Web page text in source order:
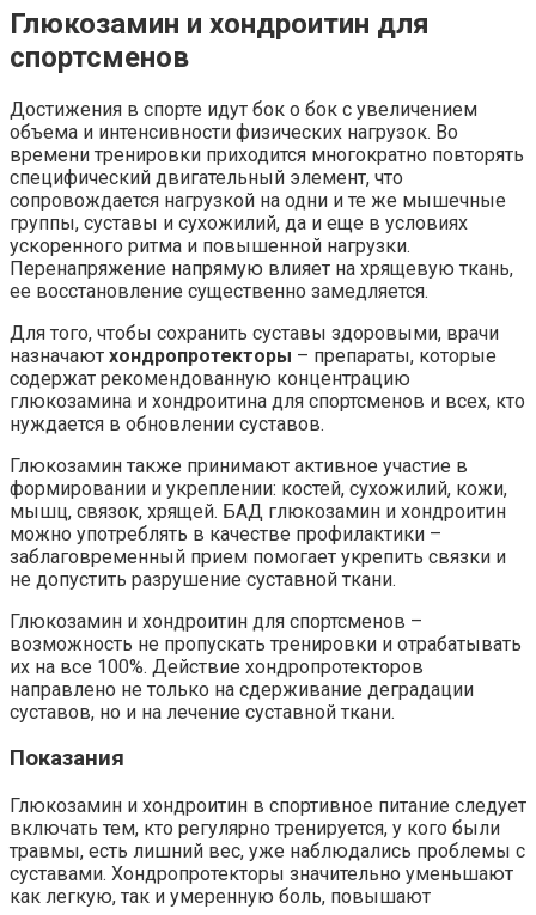
Глюкозамин и хондроитин для
спортсменов
Достижения в спорте идут бок о бок с увеличением
объема и интенсивности физических нагрузок. Во
времени тренировки приходится многократно повторять
специфический двигательный элемент, что
сопровождается нагрузкой на одни и те же мышечные
группы, суставы и сухожилий, да и еще в условиях
ускоренного ритма и повышенной нагрузки.
Перенапряжение напрямую влияет на хрящевую ткань,
ее восстановление существенно замедляется.
Для того, чтобы сохранить суставы здоровыми, врачи
назначают хондропротекторы – препараты, которые
содержат рекомендованную концентрацию
глюкозамина и хондроитина для спортсменов и всех, кто
нуждается в обновлении суставов.
Глюкозамин также принимают активное участие в
формировании и укреплении: костей, сухожилий, кожи,
мышц, связок, хрящей. БАД глюкозамин и хондроитин
можно употреблять в качестве профилактики –
заблаговременный прием помогает укрепить связки и
не допустить разрушение суставной ткани.
Глюкозамин и хондроитин для спортсменов –
возможность не пропускать тренировки и отрабатывать
их на все 100%. Действие хондропротекторов
направлено не только на сдерживание деградации
суставов, но и на лечение суставной ткани.
Показания
Глюкозамин и хондроитин в спортивное питание следует
включать тем, кто регулярно тренируется, у кого были
травмы, есть лишний вес, уже наблюдались проблемы с
суставами. Хондропротекторы значительно уменьшают
как легкую, так и умеренную боль, повышают